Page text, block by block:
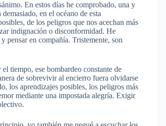
En estos días he comprobado, una y
en el océano de esta
de los peligros que nos acechan más
indignación o disconformidad. He
pensar en compañía. Tristemente, son
tiempo, ese bombardeo constante de
de sobrevivir al encierro fuera olvidarse
los aprendizajes posibles, los peligros más
mediante una impostada alegría. Exigir